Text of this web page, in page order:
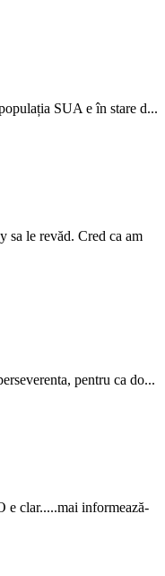
SUA e în stare d...
sa le revăd. Cred ca am
pentru ca do...
e clar.....mai informează-